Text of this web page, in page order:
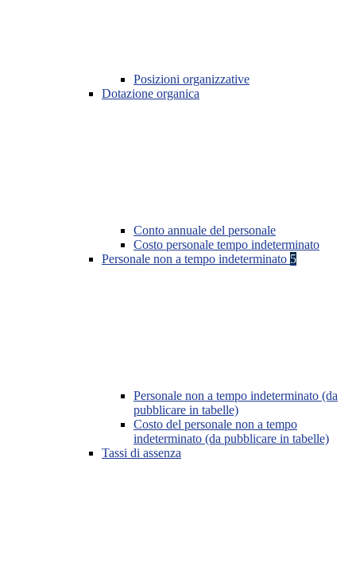
Posizioni organizzative
Dotazione organica
Conto annuale del personale
Costo personale tempo indeterminato
Personale non a tempo indeterminato 5
Personale non a tempo indeterminato (da
pubblicare in tabelle)
Costo del personale non a tempo
indeterminato (da pubblicare in tabelle)
Tassi di assenza